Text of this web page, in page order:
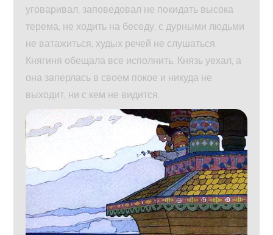
уговаривал, заповедовал не покидать высока
терема, не ходить на беседу, с дурными людьми
не ватажиться, худых речей не слушаться.
Княгиня обещала все исполнить. Князь уехал, а
она заперлась в своем покое и никуда не
выходит, ни с кем не видится.